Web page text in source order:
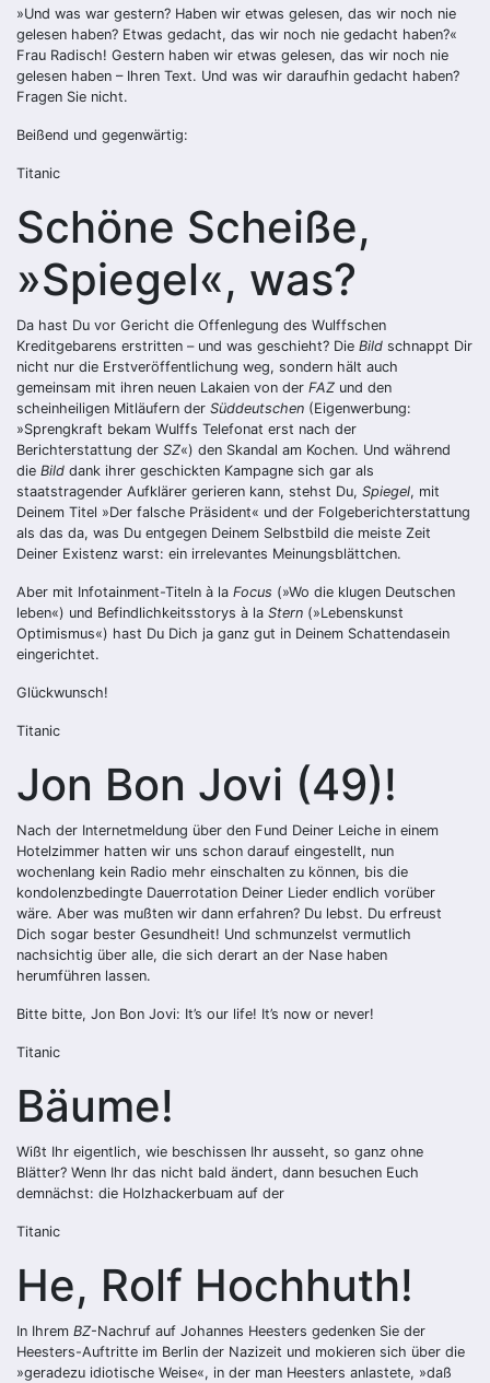
»Und was war gestern? Haben wir etwas gelesen, das wir noch nie
gelesen haben? Etwas gedacht, das wir noch nie gedacht haben?«
Frau Radisch! Gestern haben wir etwas gelesen, das wir noch nie
gelesen haben – Ihren Text. Und was wir daraufhin gedacht haben?
Fragen Sie nicht.
Beißend und gegenwärtig:
Titanic
Schöne Scheiße,
»Spiegel«, was?
Da hast Du vor Gericht die Offenlegung des Wulffschen
Kreditgebarens erstritten – und was geschieht? Die Bild schnappt Dir
nicht nur die Erstveröffentlichung weg, sondern hält auch
gemeinsam mit ihren neuen Lakaien von der FAZ und den
scheinheiligen Mitläufern der Süddeutschen (Eigenwerbung:
»Sprengkraft bekam Wulffs Telefonat erst nach der
Berichterstattung der SZ«) den Skandal am Kochen. Und während
die Bild dank ihrer geschickten Kampagne sich gar als
staatstragender Aufklärer gerieren kann, stehst Du, Spiegel, mit
Deinem Titel »Der falsche Präsident« und der Folgeberichterstattung
als das da, was Du entgegen Deinem Selbstbild die meiste Zeit
Deiner Existenz warst: ein irrelevantes Meinungsblättchen.
Aber mit Infotainment-Titeln à la Focus (»Wo die klugen Deutschen
leben«) und Befindlichkeitsstorys à la Stern (»Lebenskunst
Optimismus«) hast Du Dich ja ganz gut in Deinem Schattendasein
eingerichtet.
Glückwunsch!
Titanic
Jon Bon Jovi (49)!
Nach der Internetmeldung über den Fund Deiner Leiche in einem
Hotelzimmer hatten wir uns schon darauf eingestellt, nun
wochenlang kein Radio mehr einschalten zu können, bis die
kondolenzbedingte Dauerrotation Deiner Lieder endlich vorüber
wäre. Aber was mußten wir dann erfahren? Du lebst. Du erfreust
Dich sogar bester Gesundheit! Und schmunzelst vermutlich
nachsichtig über alle, die sich derart an der Nase haben
herumführen lassen.
Bitte bitte, Jon Bon Jovi: It’s our life! It’s now or never!
Titanic
Bäume!
Wißt Ihr eigentlich, wie beschissen Ihr ausseht, so ganz ohne
Blätter? Wenn Ihr das nicht bald ändert, dann besuchen Euch
demnächst: die Holzhackerbuam auf der
Titanic
He, Rolf Hochhuth!
In Ihrem BZ-Nachruf auf Johannes Heesters gedenken Sie der
Heesters-Auftritte im Berlin der Nazizeit und mokieren sich über die
»geradezu idiotische Weise«, in der man Heesters anlastete, »daß